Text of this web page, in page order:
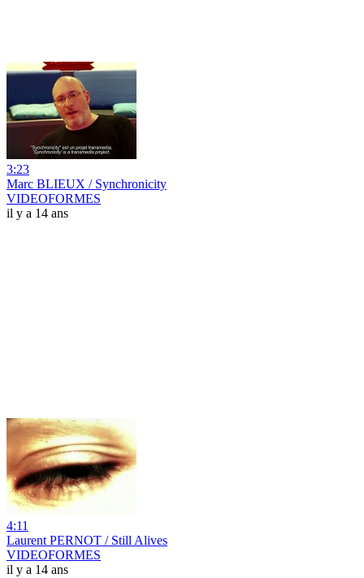
3:23
Marc BLIEUX / Synchronicity
VIDEOFORMES
il y a 14 ans
4:11
Laurent PERNOT / Still Alives
VIDEOFORMES
il y a 14 ans